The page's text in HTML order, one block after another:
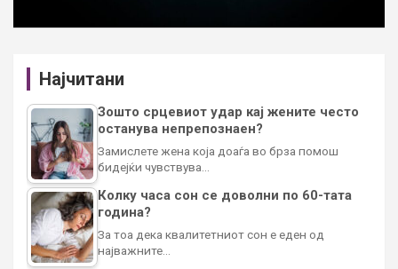
Најчитани
Зошто срцевиот удар кај жените често
останува непрепознаен?
Замислете жена која доаѓа во брза помош
бидејќи чувствува…
Колку часа сон се доволни по 60-тата
година?
За тоа дека квалитетниот сон е еден од
најважните…